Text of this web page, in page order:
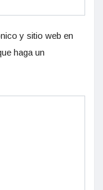
y sitio web en
haga un